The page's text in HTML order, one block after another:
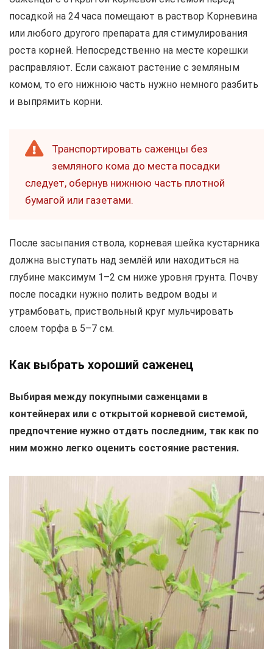
посадкой на 24 часа помещают в раствор Корневина
или любого другого препарата для стимулирования
роста корней. Непосредственно на месте корешки
расправляют. Если сажают растение с земляным
комом, то его нижнюю часть нужно немного разбить
и выпрямить корни.
Транспортировать саженцы без
земляного кома до места посадки
следует, обернув нижнюю часть плотной
бумагой или газетами.
После засыпания ствола, корневая шейка кустарника
должна выступать над землёй или находиться на
глубине максимум 1–2 см ниже уровня грунта. Почву
после посадки нужно полить ведром воды и
утрамбовать, приствольный круг мульчировать
слоем торфа в 5–7 см.
Как выбрать хороший саженец
Выбирая между покупными саженцами в
контейнерах или с открытой корневой системой,
предпочтение нужно отдать последним, так как по
ним можно легко оценить состояние растения.